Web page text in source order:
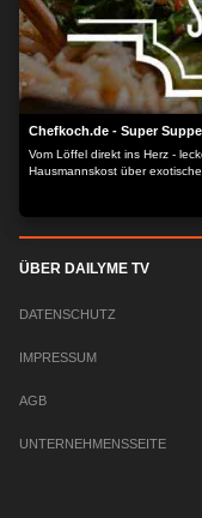
Chefkoch.de - Super
Vom Löffel direkt ins Herz -
Hausmannskost über
ÜBER DAILYME TV
DATENSCHUTZ
IMPRESSUM
AGB
UNTERNEHMENSSEITE